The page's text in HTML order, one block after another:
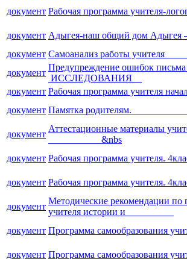
документ Рабочая программа
документ Адыгея-наш общий дом
документ Самоанализ
документ
Предупреждение ошибок
ИССЛЕДОВАНИЯ
документ Рабочая программа
документ Памятка родителям.
документ
Аттестационные материалы
&nbs
документ Рабочая программа
документ Рабочая программа
документ
Методические рекомендации
учителя истории и
документ Программа
документ Программа